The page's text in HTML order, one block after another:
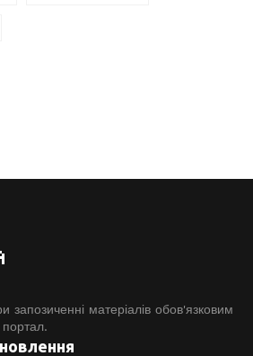
запозиченні матеріалів обов'язковим